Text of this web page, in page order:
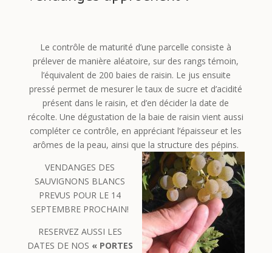
Le contrôle de maturité d’une parcelle consiste à
prélever de manière aléatoire, sur des rangs témoin,
l’équivalent de 200 baies de raisin. Le jus ensuite
pressé permet de mesurer le taux de sucre et d’acidité
présent dans le raisin, et d’en décider la date de
récolte. Une dégustation de la baie de raisin vient aussi
compléter ce contrôle, en appréciant l’épaisseur et les
arômes de la peau, ainsi que la structure des pépins.
VENDANGES DES
SAUVIGNONS BLANCS
PREVUS POUR LE 14
SEPTEMBRE PROCHAIN!
RESERVEZ AUSSI LES
DATES DE NOS « PORTES